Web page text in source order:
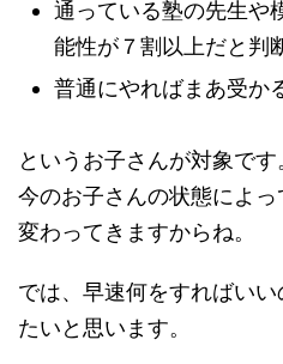
通っている塾の先生や
能性が７割以上だと判
普通にやればまあ受か
というお子さんが対象です
今のお子さんの状態によ
変わってきますからね。
では、早速何をすればい
たいと思います。